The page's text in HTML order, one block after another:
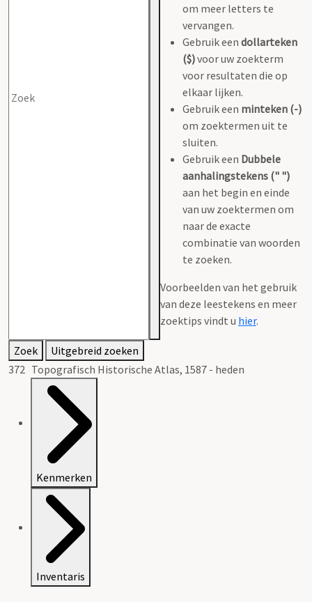
om meer letters te
vervangen.
Gebruik een dollarteken
($)voor uw zoekterm
voor resultaten die op
elkaar lijken.
Gebruik een minteken (-)
om zoektermen uit te
sluiten.
Gebruik een Dubbele
aanhalingstekens (" ")
aan het begin en einde
van uw zoektermen om
naar de exacte
combinatie van woorden
te zoeken.
Voorbeelden van het gebruik
van deze leestekens en meer
zoektips vindt u hier.
Zoek
Uitgebreid zoeken
372 Topografisch Historische Atlas, 1587 - heden
Kenmerken
Inventaris